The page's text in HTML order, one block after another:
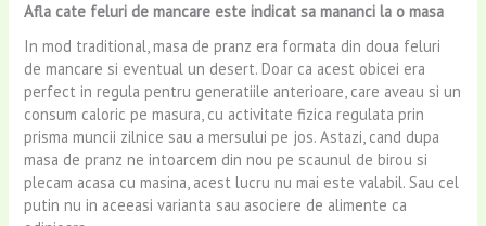
Afla cate feluri de mancare este indicat sa mananci la o masa
In mod traditional, masa de pranz era formata din doua feluri
de mancare si eventual un desert. Doar ca acest obicei era
perfect in regula pentru generatiile anterioare, care aveau si un
consum caloric pe masura, cu activitate fizica regulata prin
prisma muncii zilnice sau a mersului pe jos. Astazi, cand dupa
masa de pranz ne intoarcem din nou pe scaunul de birou si
plecam acasa cu masina, acest lucru nu mai este valabil. Sau cel
putin nu in aceeasi varianta sau asociere de alimente ca